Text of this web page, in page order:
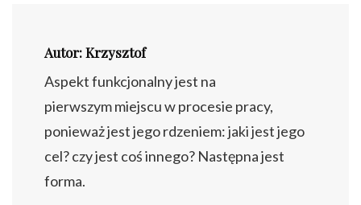
Autor: Krzysztof
Aspekt funkcjonalny jest na
pierwszym miejscu w procesie pracy,
ponieważ jest jego rdzeniem: jaki jest jego
cel? czy jest coś innego? Następna jest
forma.